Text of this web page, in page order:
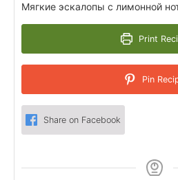
Мягкие эскалопы с лимонной
Print
Pin
Share on Facebook